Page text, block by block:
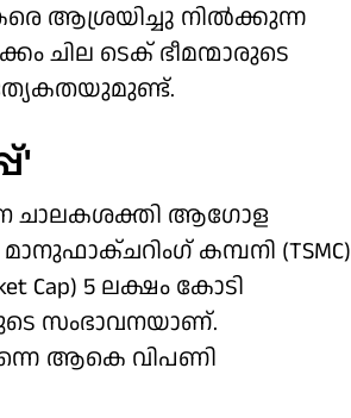
ആശ്രയിച്ചു നില്‍ക്കുന്ന
ചില ടെക് ഭീമന്മാരുടെ
ചാലകശക്തി ആഗോള
കമ്പനി (TSMC)
5 ലക്ഷം കോടി
സംഭാവനയാണ്.
ആകെ വിപണി